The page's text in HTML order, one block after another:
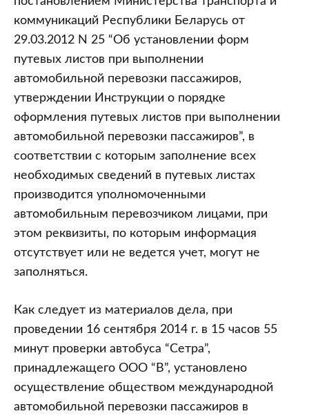
коммуникаций Республики Беларусь от
29.03.2012 N 25 “Об установлении форм
путевых листов при выполнении
автомобильной перевозки пассажиров,
утверждении Инструкции о порядке
оформления путевых листов при выполнении
автомобильной перевозки пассажиров”, в
соответствии с которым заполнение всех
необходимых сведений в путевых листах
производится уполномоченными
автомобильным перевозчиком лицами, при
этом реквизиты, по которым информация
отсутствует или не ведется учет, могут не
заполняться.
Как следует из материалов дела, при
проведении 16 сентября 2014 г. в 15 часов 55
минут проверки автобуса “Сетра”,
принадлежащего ООО “В”, установлено
осуществление обществом международной
автомобильной перевозки пассажиров в